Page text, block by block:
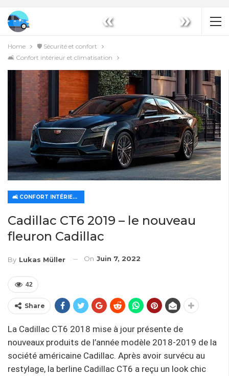
« »
Home
🛡️ Sécurité et confort
🛋️ Confort intérieur et climatisation
🛋️ CONFORT INTÉRIEUR ET CLIMATISATION
Cadillac CT6 2019 – le nouveau
fleuron Cadillac
By Lukas Müller On Juin 7, 2022
42
Share
La Cadillac CT6 2018 mise à jour présente de
nouveaux produits de l’année modèle 2018-2019 de la
société américaine Cadillac. Après avoir survécu au
restylage, la berline Cadillac CT6 a reçu un look chic